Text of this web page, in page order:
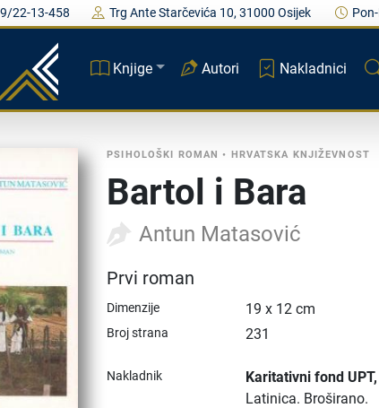
22-13-458 Trg Ante Starčevića 10, 31000 Osijek
Knjige Autori Nakladnici
PSIHOLOŠKI ROMAN • HRVATSKA KNJIŽEVNOST
Bartol i Bara
Antun Matasović
Prvi roman
Dimenzije 19 x 12 cm
Broj strana 231
Nakladnik Karitativni fond UPT
Latinica. Broširano.